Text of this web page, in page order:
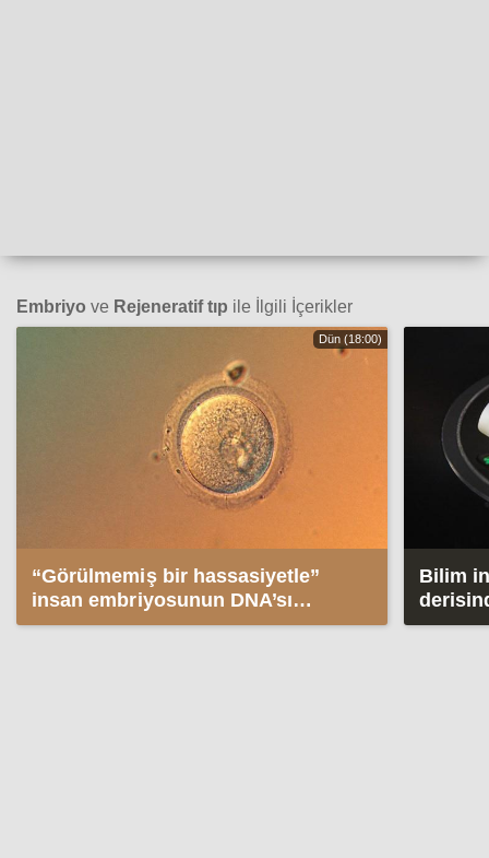
Embriyo ve Rejeneratif tıp ile İlgili İçerikler
Dün (18:00)
“Görülmemiş bir hassasiyetle”
insan embriyosunun DNA’sı
düzenledi
Bilim